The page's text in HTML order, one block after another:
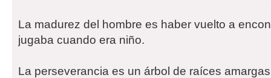
La madurez del hombre es haber vuelto a
jugaba cuando era niño.
La perseverancia es un árbol de raíces